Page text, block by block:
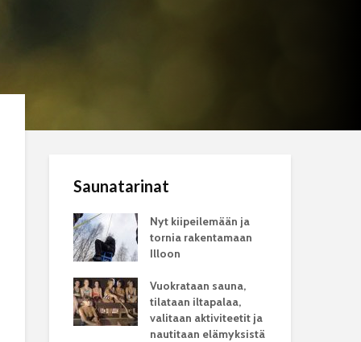
Saunatarinat
Nyt kiipeilemään ja
tornia rakentamaan
Illoon
Vuokrataan sauna,
tilataan iltapalaa,
valitaan aktiviteetit ja
nautitaan elämyksistä